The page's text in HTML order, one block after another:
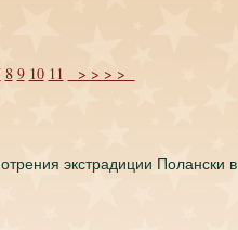
8 9 10 11 > > > >
экстрадиции Полански в